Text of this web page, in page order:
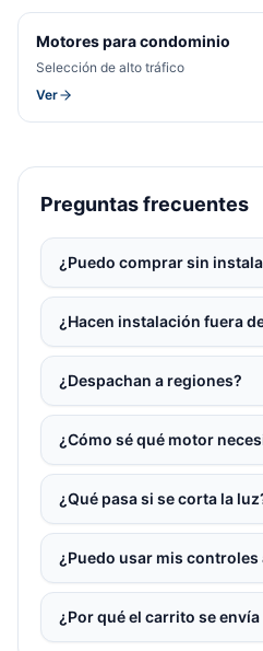
Motores para condominio
Selección de alto tráfico
Ver
Preguntas frecuentes
¿Puedo comprar sin
¿Hacen instalación fuera
¿Despachan a regiones?
¿Cómo sé qué motor
¿Qué pasa si se corta la
¿Puedo usar mis controles
¿Por qué el carrito se